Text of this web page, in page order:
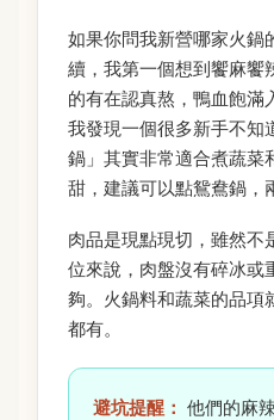
如果你問我新營哪家火鍋
續，我第一個想到饗麻饗
的有在認真熬，鴨血飽滿
我發現一個很多新手不知
鍋」其實非常適合煮蔬菜
甜，建議可以點鴛鴦鍋，
肉品是現點現切，雖然不
位來說，肉盤沒有碎冰或
夠。火鍋料和蔬菜的品項
都有。
避坑提醒： 他們的麻